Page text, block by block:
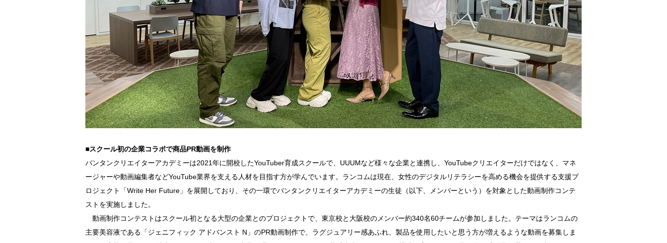
■スクール初の企業コラボで商品PR動画を制作
バンタンクリエイターアカデミーは2021年に開校したYouTuber育成スクールで、UUUMなど様々な企業と連携し、YouTubeクリエイターだけではなく、マネ
ージャーや動画編集者などYouTube業界を支える人材を目指す方が学んでいます。ランコムは現在、女性のデジタルリテラシーを高める機会を提供する支援プ
ロジェクト「Write Her Future」を展開しており、その一環でバンタンクリエイターアカデミーの生徒（以下、メンバーという）を対象とした動画制作コンテ
ストを実施しました。
動画制作コンテストはスクール初となる大型の企業とのプロジェクトで、東京校と大阪校のメンバー約340名60チームが参加しました。テーマはランコムの
主要美容液である「ジェニフィック アドバンスト N」のPR動画制作で、ラグジュアリー感あふれ、製品を使用したいと思う方が増えるような動画を募集しま